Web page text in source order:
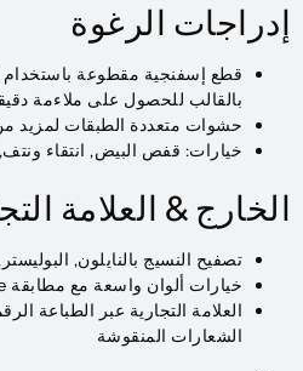
إدراجات الرغوة
قطع إسفنجية مقطوعة
بالقالب للحصول على ملاءمة
حشوات متعددة الطبقات لمزيد
خيارات: قفص البيض, انتقاء
الخارج & العلامة
تصفيح النسيج بالنايلون,
خيارات ألوان واسعة مع مطابقة Pantone
العلامة التجارية عبر الطباعة
الشعارات المنقوشة